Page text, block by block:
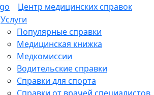
Центр медицинскихсправок
Услуги
Популярные справки
Медицинская книжка
Медкомиссии
Водительские справки
Справки для спорта